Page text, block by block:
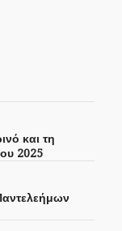
και τη
2025